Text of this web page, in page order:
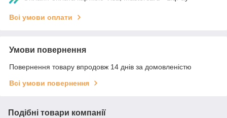
Всі умови оплати
Умови повернення
Повернення товару впродовж 14 днів за домовленістю
Всі умови повернення
Подібні товари компанії